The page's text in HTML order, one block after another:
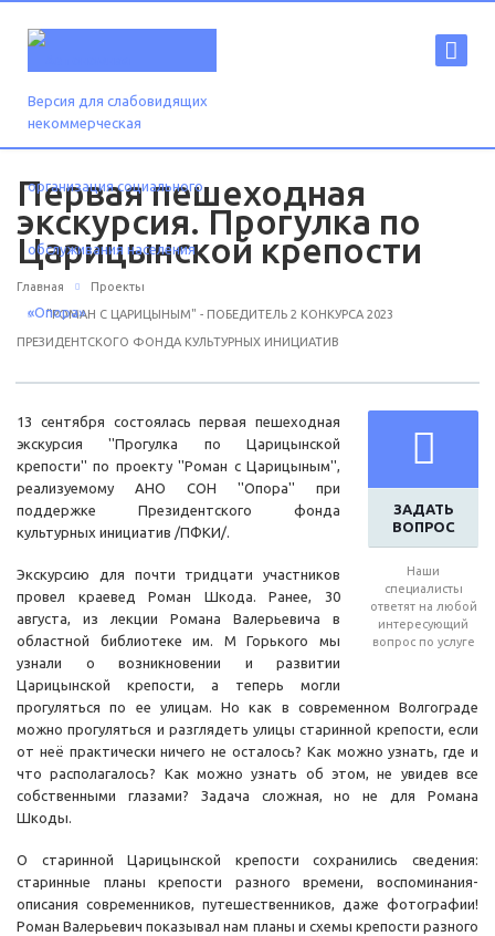
Версия для слабовидящих
Первая пешеходная
экскурсия. Прогулка по
Царицынской крепости
Главная Проекты
"РОМАН С ЦАРИЦЫНЫМ" - ПОБЕДИТЕЛЬ 2 КОНКУРСА 2023
ПРЕЗИДЕНТСКОГО ФОНДА КУЛЬТУРНЫХ ИНИЦИАТИВ
ЗАДАТЬ
ВОПРОС
Наши
специалисты
ответят на любой
интересующий
вопрос по услуге
13 сентября состоялась первая пешеходная
экскурсия ''Прогулка по Царицынской
крепости'' по проекту ''Роман с Царицыным'',
реализуемому АНО СОН ''Опора'' при
поддержке Президентского фонда
культурных инициатив /ПФКИ/.
Экскурсию для почти тридцати участников
провел краевед Роман Шкода. Ранее, 30
августа, из лекции Романа Валерьевича в
областной библиотеке им. М Горького мы
узнали о возникновении и развитии
Царицынской крепости, а теперь могли
прогуляться по ее улицам. Но как в современном Волгограде
можно прогуляться и разглядеть улицы старинной крепости, если
от неё практически ничего не осталось? Как можно узнать, где и
что располагалось? Как можно узнать об этом, не увидев все
собственными глазами? Задача сложная, но не для Романа
Шкоды.
О старинной Царицынской крепости сохранились сведения:
старинные планы крепости разного времени, воспоминания-
описания современников, путешественников, даже фотографии!
Роман Валерьевич показывал нам планы и схемы крепости разного